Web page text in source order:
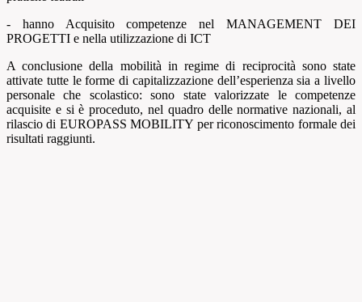
- hanno Acquisito competenze nel MANAGEMENT DEI
PROGETTI e nella utilizzazione di ICT
A conclusione della mobilità in regime di reciprocità sono state
attivate tutte le forme di capitalizzazione dell’esperienza sia a livello
personale che scolastico: sono state valorizzate le competenze
acquisite e si è proceduto, nel quadro delle normative nazionali, al
rilascio di EUROPASS MOBILITY per riconoscimento formale dei
risultati raggiunti.